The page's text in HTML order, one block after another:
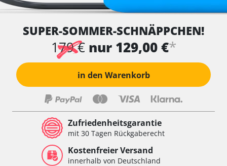
SUPER-SOMMER-SCHNÄPPCHEN!
179 € nur 129,00 €*
in den Warenkorb
Zufriedenheitsgarantie
mit 30 Tagen Rückgaberecht
Kostenfreier Versand
innerhalb von Deutschland